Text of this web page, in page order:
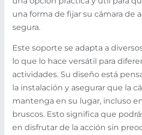
una forma de fijar su cámara de
segura.
Este soporte se adapta a
lo que lo hace versátil para
actividades. Su diseño está
la instalación y asegurar que la
mantenga en su lugar, incluso
bruscos. Esto significa que
en disfrutar de la acción sin